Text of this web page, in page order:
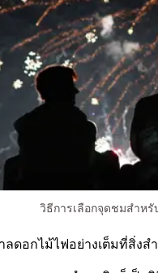
วิธีการเลือกจุดชมสำห
ลดอกไม้ไฟอย่างเต็มที่สิ่